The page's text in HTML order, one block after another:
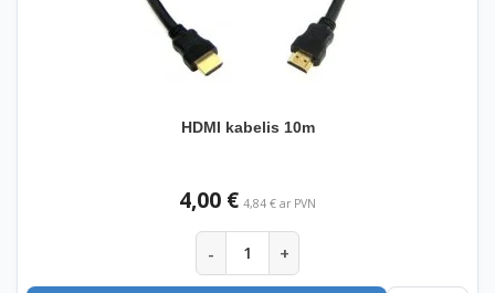
HDMI kabelis 10m
4,00 € 4,84 € ar PVN
- +